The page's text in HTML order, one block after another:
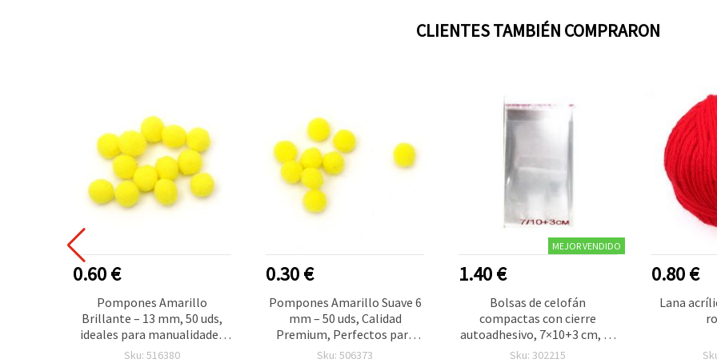
CLIENTES TAMBIÉN COMPRARON
0.60 €
Pompones Amarillo
Brillante – 13 mm, 50 uds,
ideales para manualidades
alegres, decoración festiva y
Sku: 516380
0.30 €
Pompones Amarillo Suave 6
mm – 50 uds, Calidad
Premium, Perfectos para
Manualidades y Proyectos
Sku: 506373
MEJOR VENDIDO
1.40 €
Bolsas de celofán
compactas con cierre
autoadhesivo, 7×10+3 cm, 30
micras – 200 unidades
Sku: 302215
0.80 €
Lana